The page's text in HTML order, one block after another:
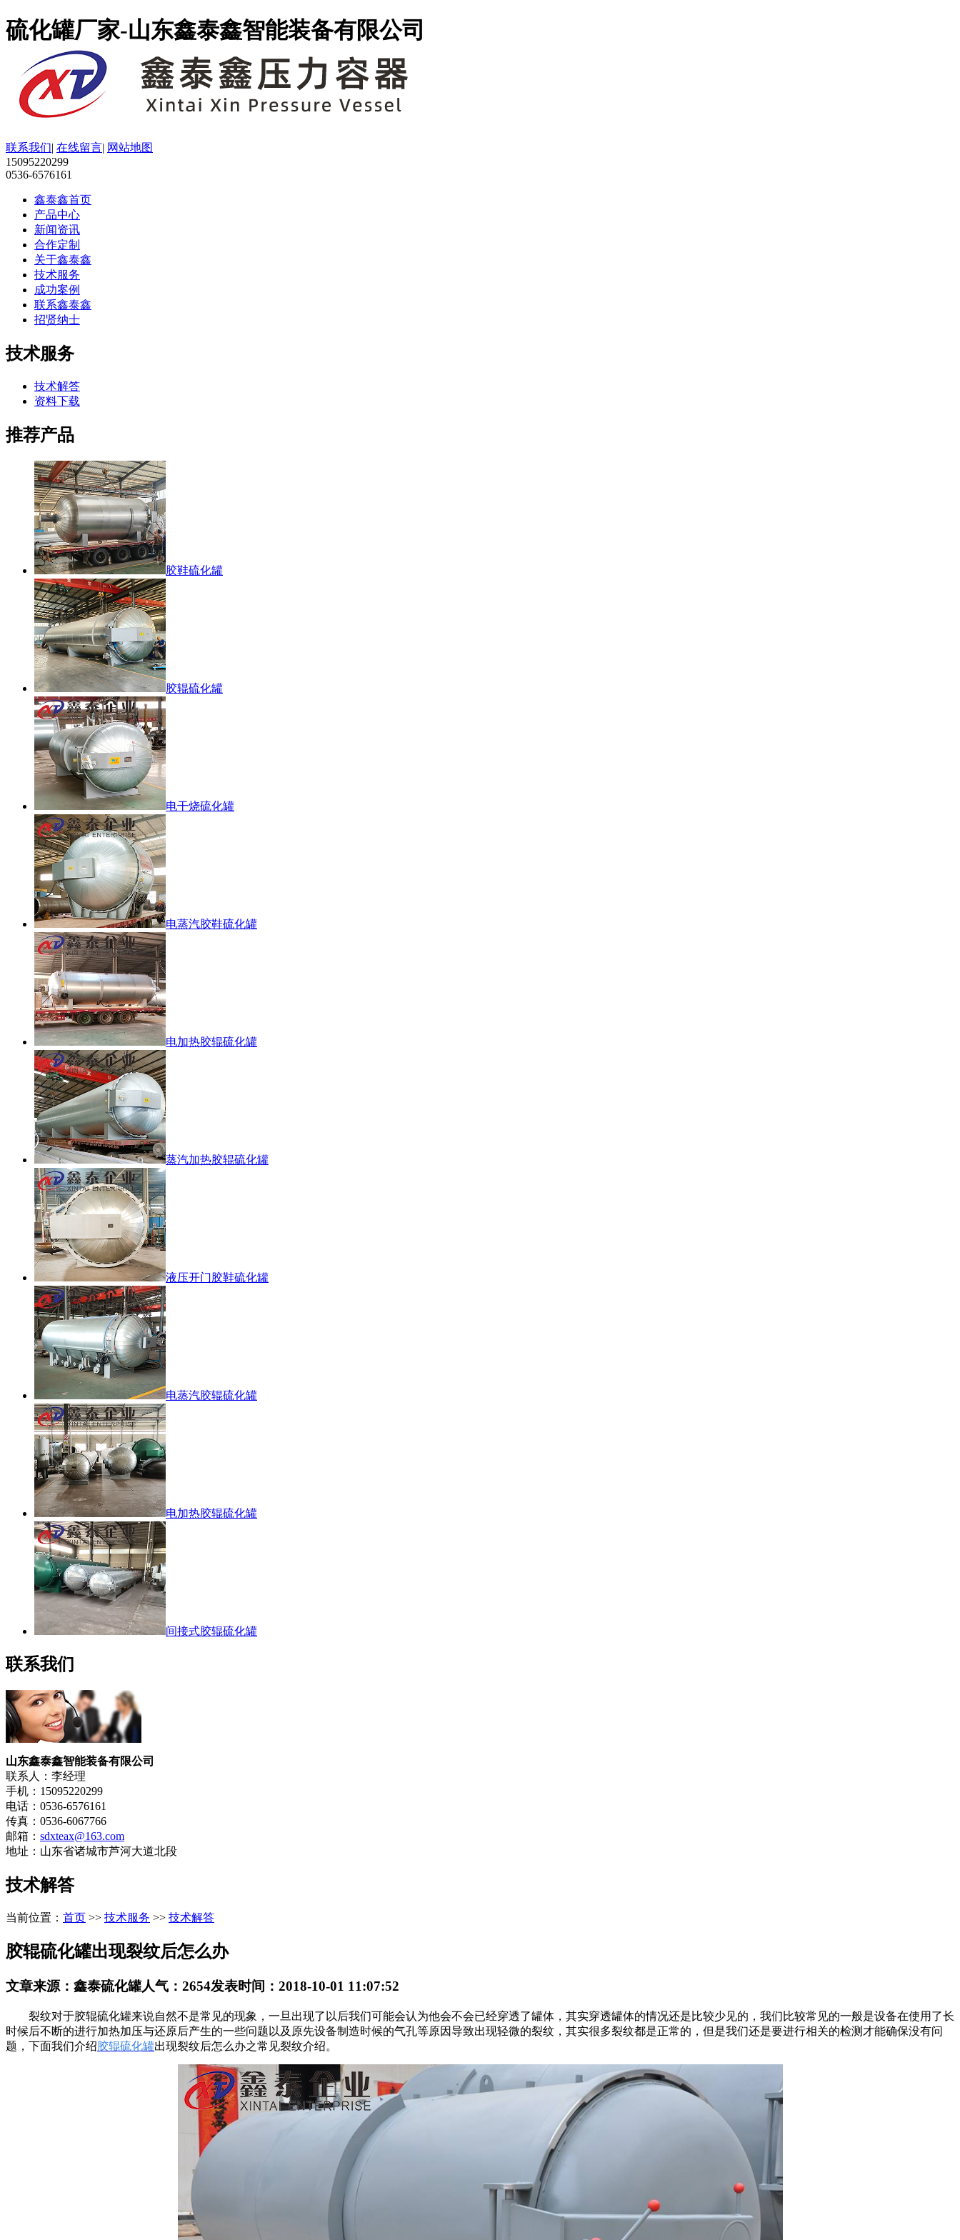
硫化罐厂家-山东鑫泰鑫智能装备有限公司
联系我们| 在线留言| 网站地图
15095220299
0536-6576161
鑫泰鑫首页
产品中心
新闻资讯
合作定制
关于鑫泰鑫
技术服务
成功案例
联系鑫泰鑫
招贤纳士
技术服务
技术解答
资料下载
推荐产品
胶鞋硫化罐
胶辊硫化罐
电干烧硫化罐
电蒸汽胶鞋硫化罐
电加热胶辊硫化罐
蒸汽加热胶辊硫化罐
液压开门胶鞋硫化罐
电蒸汽胶辊硫化罐
电加热胶辊硫化罐
间接式胶辊硫化罐
联系我们
山东鑫泰鑫智能装备有限公司
联系人：李经理
手机：15095220299
电话：0536-6576161
传真：0536-6067766
邮箱： sdxteax@163.com
地址：山东省诸城市芦河大道北段
技术解答
当前位置： 首页 >> 技术服务 >> 技术解答
胶辊硫化罐出现裂纹后怎么办
文章来源：鑫泰硫化罐人气：2654发表时间：2018-10-01 11:07:52
裂纹对于胶辊硫化罐来说自然不是常见的现象，一旦出现了以后我们可能会认为他会不会已经穿透了罐体，其实穿透罐体的情况还是比较少见的，我们比较常见的一般是设备在使用了长
时候后不断的进行加热加压与还原后产生的一些问题以及原先设备制造时候的气孔等原因导致出现轻微的裂纹，其实很多裂纹都是正常的，但是我们还是要进行相关的检测才能确保没有问
题，下面我们介绍胶辊硫化罐出现裂纹后怎么办之常见裂纹介绍。